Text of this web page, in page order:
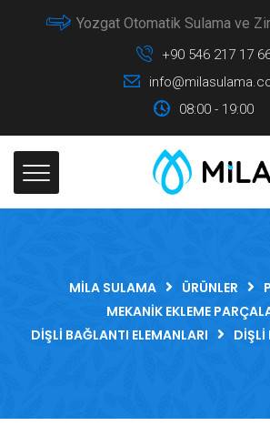
Yozgat Otomatik Sulama ve
+90 546 217 17
08:00 - 19:00
MILA SULAMA ÜRÜNLER
MEKANIK EKLEME
DIŞLI BAĞLANTI ELEMANLARI
DIŞLI